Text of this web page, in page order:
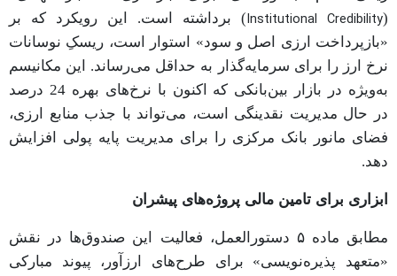
(
Institutional Credibility) برداشته است. این رویکرد که بر
«بازپرداخت ارزی اصل و سود» استوار است، ریسکِ نوسانات
نرخ ارز را برای سرمایه‌گذار به حداقل می‌رساند. این مکانیسم
به‌ویژه در بازار بین‌بانکی که اکنون با نرخ‌های بهره 24 درصد
در حال مدیریت نقدینگی است، می‌تواند با جذب منابع ارزی،
فضای مانور بانک مرکزی را برای مدیریت پایه پولی افزایش
دهد.
ابزاری برای تامین مالی پروژه‌های پیشران
مطابق ماده ۵ دستورالعمل، فعالیت این صندوق‌ها در نقش
«متعهد پذیره‌نویسی» برای طرح‌های ارزآور، پیوند مبارکی